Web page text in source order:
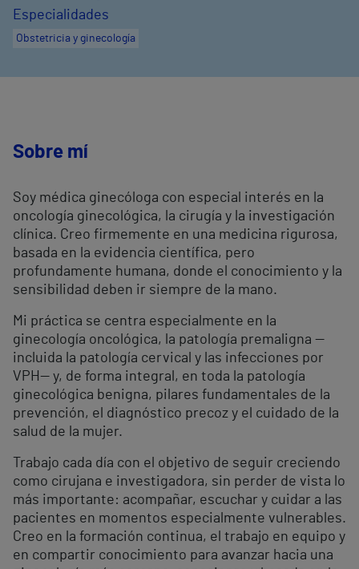
Especialidades
Obstetricia y ginecología
Sobre mí
Soy médica ginecóloga con especial interés en la
oncología ginecológica, la cirugía y la investigación
clínica. Creo firmemente en una medicina rigurosa,
basada en la evidencia científica, pero
profundamente humana, donde el conocimiento y la
sensibilidad deben ir siempre de la mano.
Mi práctica se centra especialmente en la
ginecología oncológica, la patología premaligna —
incluida la patología cervical y las infecciones por
VPH— y, de forma integral, en toda la patología
ginecológica benigna, pilares fundamentales de la
prevención, el diagnóstico precoz y el cuidado de la
salud de la mujer.
Trabajo cada día con el objetivo de seguir creciendo
como cirujana e investigadora, sin perder de vista lo
más importante: acompañar, escuchar y cuidar a las
pacientes en momentos especialmente vulnerables.
Creo en la formación continua, el trabajo en equipo y
en compartir conocimiento para avanzar hacia una